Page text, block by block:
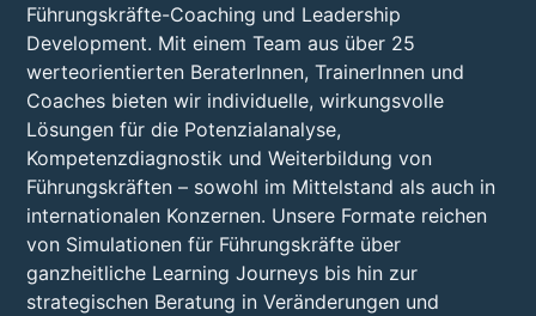
Führungskräfte-Coaching und Leadership
Development. Mit einem Team aus über 25
werteorientierten BeraterInnen, TrainerInnen und
Coaches bieten wir individuelle, wirkungsvolle
Lösungen für die Potenzialanalyse,
Kompetenzdiagnostik und Weiterbildung von
Führungskräften – sowohl im Mittelstand als auch in
internationalen Konzernen. Unsere Formate reichen
von Simulationen für Führungskräfte über
ganzheitliche Learning Journeys bis hin zur
strategischen Beratung in Veränderungen und